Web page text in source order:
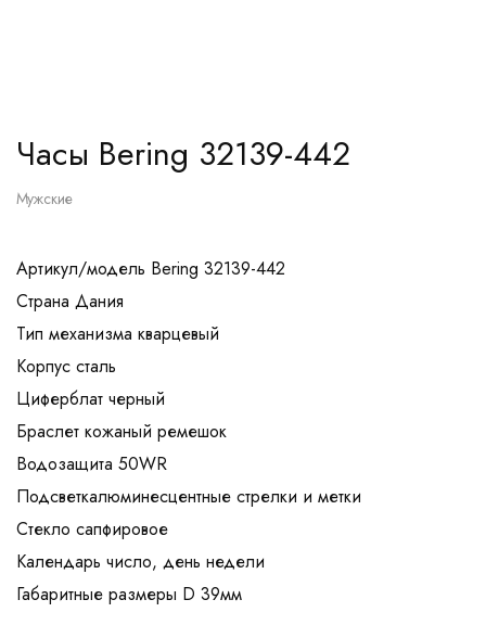
Часы Bering 32139-442
Мужские
Артикул/модель Bering 32139-442
Страна Дания
Тип механизма кварцевый
Корпус сталь
Циферблат черный
Браслет кожаный ремешок
Водозащита 50WR
Подсветкалюминесцентные стрелки и метки
Стекло сапфировое
Календарь число, день недели